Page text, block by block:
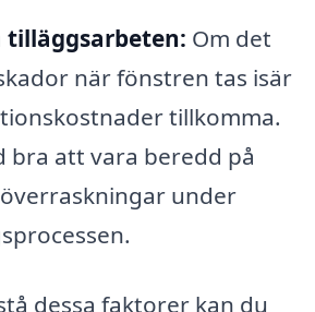
tilläggsarbeten: Om det
när fönstren tas isär
tillkomma.
bra att vara beredd på
under
dessa faktorer kan du